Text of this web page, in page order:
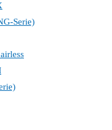
Serie)